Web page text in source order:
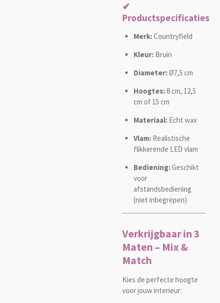
✔
Productspecificaties
Merk:Countryfield
Kleur:Bruin
Diameter:Ø7,5 cm
Hoogtes:8 cm, 12,5
cm of 15 cm
Materiaal:Echt wax
Vlam:Realistische
flikkerende LED vlam
Bediening:Geschikt
voor
afstandsbediening
(niet inbegrepen)
Verkrijgbaar in 3
Maten – Mix &
Match
Kies de perfecte hoogte
voor jouw interieur: